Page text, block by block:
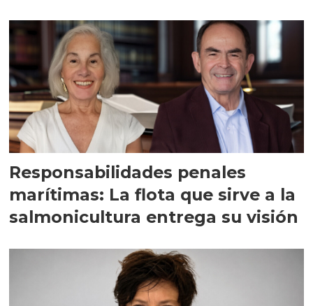
Responsabilidades penales
marítimas: La flota que sirve a la
salmonicultura entrega su visión